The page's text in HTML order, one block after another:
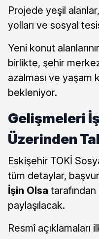
Projede yeşil
yolları ve sosyal
Yeni konut
birlikte, şehir
azalması ve yaşam
bekleniyor.
Gelişmeleri
Üzerinden
Eskişehir TOKİ
tüm detaylar,
İşin Olsa
paylaşılacak.
Resmî